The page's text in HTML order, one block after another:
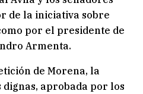
de la iniciativa sobre
por el presidente de
Armenta.
de Morena, la
aprobada por los